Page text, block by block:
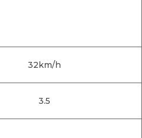
32km/h
3.5